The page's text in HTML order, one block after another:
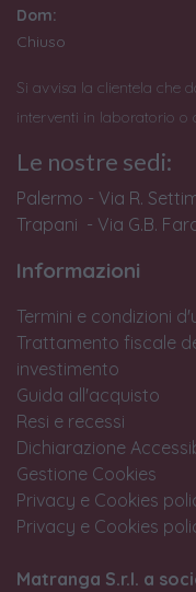
Dom:
Chiuso
Si avvisa la clientela che
interventi in laboratorio o
Le nostre sedi:
Palermo - Via R.
Trapani - Via G.B.
Informazioni
Termini e condizioni
Trattamento fiscale
investimento
Guida all'acquisto
Resi e recessi
Dichiarazione
Gestione Cookies
Privacy e Cookies
Privacy e Cookies
Matranga S.r.l. a